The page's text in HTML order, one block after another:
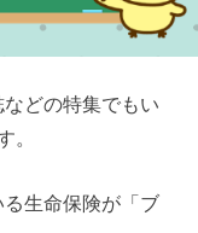
どの特集でもい
。
生命保険が「ブ